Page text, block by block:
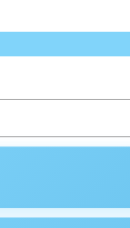
Vape - 1.0Ω